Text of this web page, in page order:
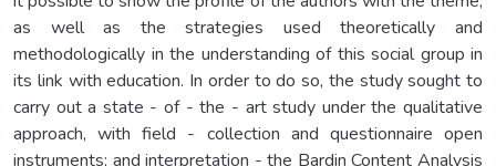
as well as the strategies used theoretically and
methodologically in the understanding of this social group in
its link with education. In order to do so, the study sought to
carry out a state - of - the - art study under the qualitative
approach, with field - collection and questionnaire open
instruments; and interpretation - the Bardin Content Analysis